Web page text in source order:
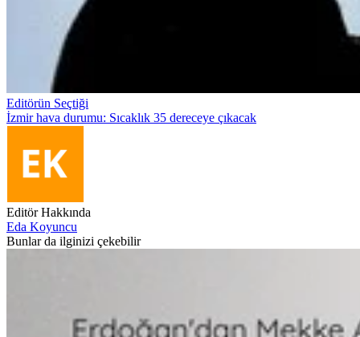
Editörün Seçtiği
İzmir hava durumu: Sıcaklık 35 dereceye çıkacak
Editör Hakkında
Eda Koyuncu
Bunlar da ilginizi çekebilir